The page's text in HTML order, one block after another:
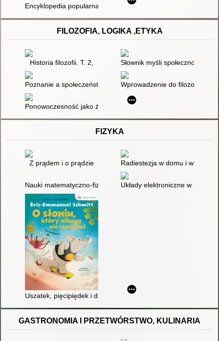
Encyklopedia popularna PWN
FILOZOFIA, LOGIKA ,ETYKA
Historia filozofii. T. 2, Słownik myśli społeczno-
Poznanie a społeczeństwo Wprowadzenie do filozofii
Ponowoczesność jako źródło cierpień
FIZYKA
Z prądem i o prądzie Radiestezja w domu i w
Nauki matematyczno-fizyczne ; Materiałoznawstwo
Układy elektroniczne w
Uszatek, pięcipiędek i dziura w uchu : jak zmierzyć świat?
GASTRONOMIA I PRZETWÓRSTWO, KULINARIA